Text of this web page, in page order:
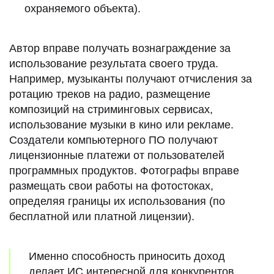
охраняемого объекта).
Автор вправе получать вознаграждение за
использование результата своего труда.
Например, музыканты получают отчисления за
ротацию треков на радио, размещение
композиций на стриминговых сервисах,
использование музыки в кино или рекламе.
Создатели компьютерного ПО получают
лицензионные платежи от пользователей
программных продуктов. Фотографы вправе
размещать свои работы на фотостоках,
определяя границы их использования (по
бесплатной или платной лицензии).
Именно способность приносить доход